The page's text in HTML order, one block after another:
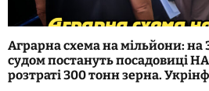
Аграрна схема на мільйони: на
судом постануть посадовиці
розтраті 300 тонн зерна.